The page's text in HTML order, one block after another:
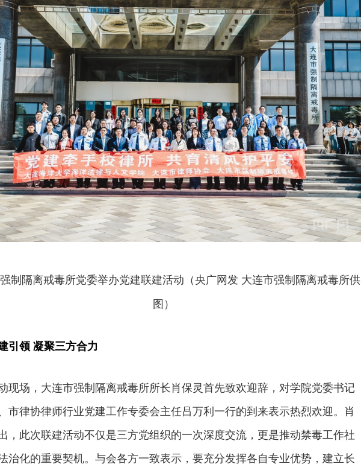
制隔离戒毒所党委举办党建联建活动（央广网发 大连市强制隔离戒毒所供
图）
引领 凝聚三方合力
现场，大连市强制隔离戒毒所所长肖保灵首先致欢迎辞，对学院党委书记
市律协律师行业党建工作专委会主任吕万利一行的到来表示热烈欢迎。肖
，此次联建活动不仅是三方党组织的一次深度交流，更是推动禁毒工作社
治化的重要契机。与会各方一致表示，要充分发挥各自专业优势，建立长